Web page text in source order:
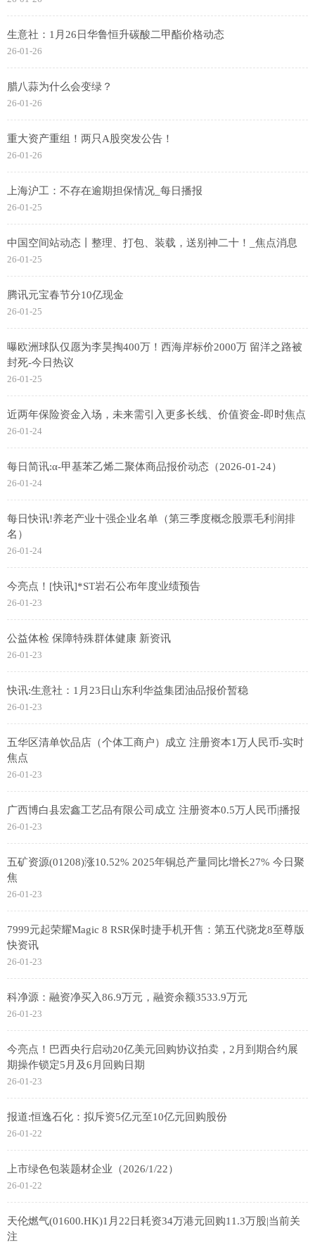
生意社：1月26日华鲁恒升碳酸二甲酯价格动态
26-01-26
腊八蒜为什么会变绿？
26-01-26
重大资产重组！两只A股突发公告！
26-01-26
上海沪工：不存在逾期担保情况_每日播报
26-01-25
中国空间站动态丨整理、打包、装载，送别神二十！_焦点消息
26-01-25
腾讯元宝春节分10亿现金
26-01-25
曝欧洲球队仅愿为李昊掏400万！西海岸标价2000万 留洋之路被
封死-今日热议
26-01-25
近两年保险资金入场，未来需引入更多长线、价值资金-即时焦点
26-01-24
每日简讯:α-甲基苯乙烯二聚体商品报价动态（2026-01-24）
26-01-24
每日快讯!养老产业十强企业名单（第三季度概念股票毛利润排
名）
26-01-24
今亮点！[快讯]*ST岩石公布年度业绩预告
26-01-23
公益体检 保障特殊群体健康 新资讯
26-01-23
快讯:生意社：1月23日山东利华益集团油品报价暂稳
26-01-23
五华区清单饮品店（个体工商户）成立 注册资本1万人民币-实时
焦点
26-01-23
广西博白县宏鑫工艺品有限公司成立 注册资本0.5万人民币|播报
26-01-23
五矿资源(01208)涨10.52% 2025年铜总产量同比增长27% 今日聚
焦
26-01-23
7999元起荣耀Magic 8 RSR保时捷手机开售：第五代骁龙8至尊版
快资讯
26-01-23
科净源：融资净买入86.9万元，融资余额3533.9万元
26-01-23
今亮点！巴西央行启动20亿美元回购协议拍卖，2月到期合约展
期操作锁定5月及6月回购日期
26-01-23
报道:恒逸石化：拟斥资5亿元至10亿元回购股份
26-01-22
上市绿色包装题材企业（2026/1/22）
26-01-22
天伦燃气(01600.HK)1月22日耗资34万港元回购11.3万股|当前关
注